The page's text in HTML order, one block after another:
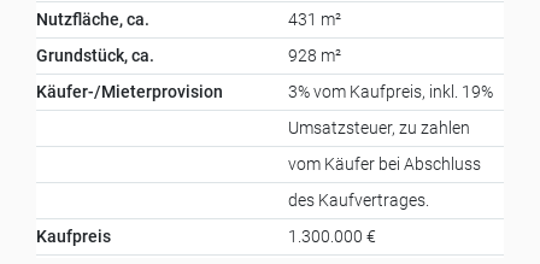
Nutzfläche, ca.
431 m²
Grundstück, ca.
928 m²
Käufer-/Mieterprovision
3% vom Kaufpreis, inkl. 19%
Umsatzsteuer, zu zahlen
vom Käufer bei Abschluss
des Kaufvertrages.
Kaufpreis
1.300.000 €